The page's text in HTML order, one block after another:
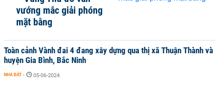
vướng mắc giải phóng
mặt bằng
Toàn cảnh Vành đai 4 đang xây dựng qua thị xã Thuận Thành và
huyện Gia Bình, Bắc Ninh
NHÀ ĐẤT - 05-06-2024